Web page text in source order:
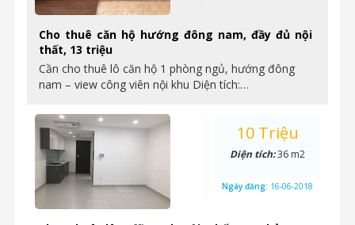
Cho thuê căn hộ hướng đông nam, đầy đủ nội
thất, 13 triệu
Cần cho thuê lô căn hộ 1 phòng ngủ, hướng đông
nam – view công viên nội khu Diện tích:…
10 Triệu
Diện tích:36 m2
Ngày đăng: 16-06-2018